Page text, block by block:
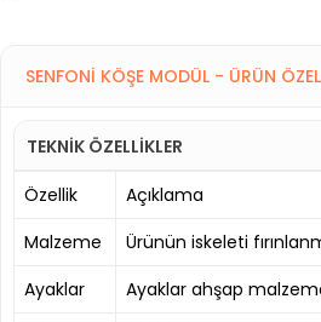
SENFONI KÖŞE MODÜL - ÜRÜN
TEKNİK ÖZELLİKLER
Özellik
Açıklama
Malzeme
Ürünün iskeleti
Ayaklar
Ayaklar ahşap